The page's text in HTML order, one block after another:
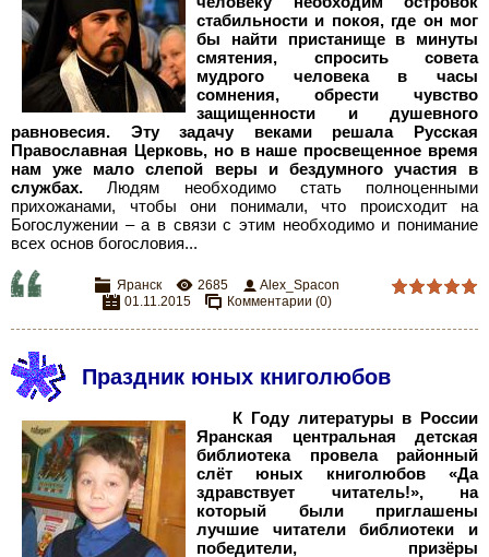
стабильности и покоя, где он мог
бы найти пристанище в минуты
смятения, спросить совета
мудрого человека в часы
сомнения, обрести чувство
защищенности и душевного
равновесия. Эту задачу веками решала Русская
Православная Церковь, но в наше просвещенное время
нам уже мало слепой веры и бездумного участия в
службах. Людям необходимо стать полноценными
прихожанами, чтобы они понимали, что происходит на
Богослужении – а в связи с этим необходимо и понимание
всех основ богословия...
Яранск 2685
Alex_Spacon
01.11.2015
Комментарии (0)
Праздник юных книголюбов
К Году литературы в России
Яранская центральная детская
библиотека провела районный
слёт юных книголюбов «Да
здравствует читатель!», на
который были приглашены
лучшие читатели библиотеки и
победители, призёры